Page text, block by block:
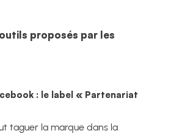
proposés par les
: le label « Partenariat
taguer la marque dans la